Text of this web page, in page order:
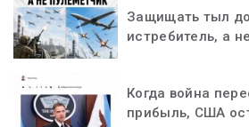
Защищать тыл
истребитель, а
Когда война
прибыль, США